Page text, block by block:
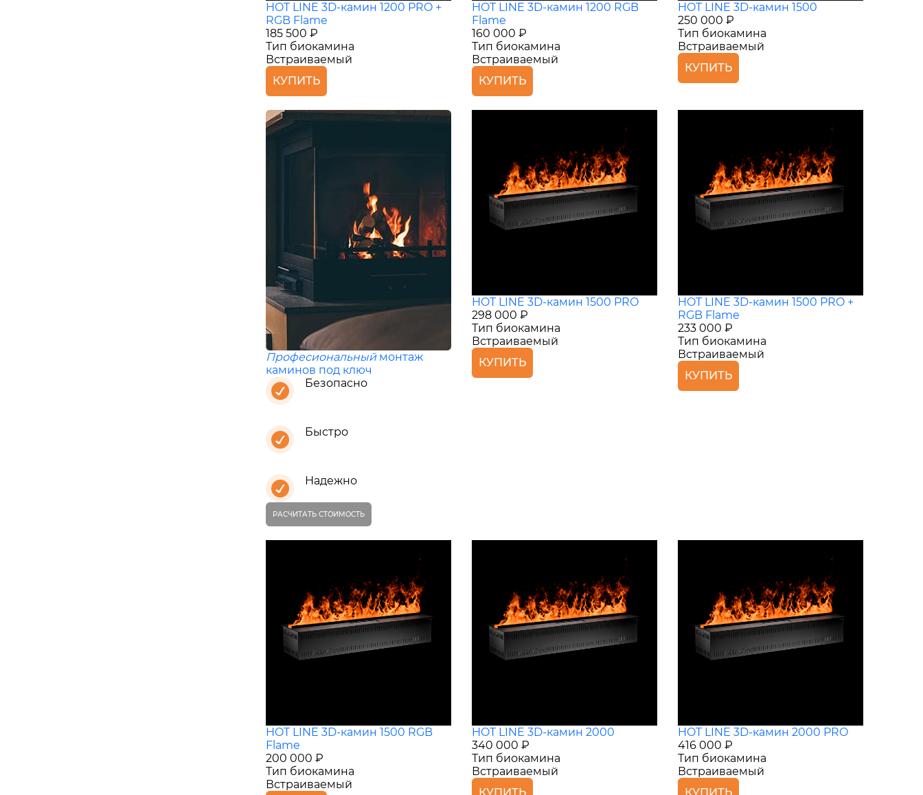
HOT LINE 3D-камин 1200 PRO +
RGB Flame
185 500 ₽
Тип биокамина
Встраиваемый
КУПИТЬ
HOT LINE 3D-камин 1200 RGB
Flame
160 000 ₽
Тип биокамина
Встраиваемый
КУПИТЬ
HOT LINE 3D-камин 1500
250 000 ₽
Тип биокамина
Встраиваемый
КУПИТЬ
Професиональныймонтаж
каминов под ключ
Безопасно
Быстро
Надежно
РАСЧИТАТЬ СТОИМОСТЬ
HOT LINE 3D-камин 1500 PRO
298 000 ₽
Тип биокамина
Встраиваемый
КУПИТЬ
HOT LINE 3D-камин 1500 PRO +
RGB Flame
233 000 ₽
Тип биокамина
Встраиваемый
КУПИТЬ
HOT LINE 3D-камин 1500 RGB
Flame
200 000 ₽
Тип биокамина
Встраиваемый
HOT LINE 3D-камин 2000
340 000 ₽
Тип биокамина
Встраиваемый
HOT LINE 3D-камин 2000 PRO
416 000 ₽
Тип биокамина
Встраиваемый